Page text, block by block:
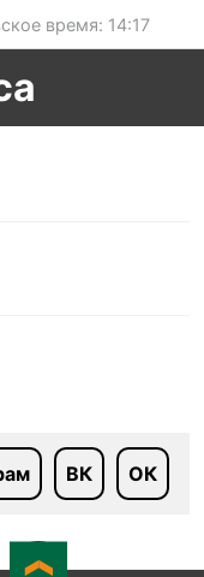
время: 14:17
ВК ОК